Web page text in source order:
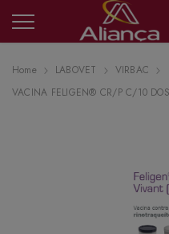
Home LABOVET
VIRBAC
VACINA FELIGEN® CR/P C/10